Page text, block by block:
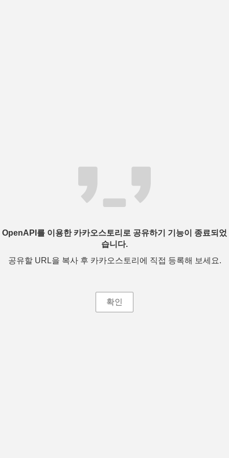
OpenAPI를 이용한 카카오스토리로 공유하기 기능이 종료되었
습니다.
공유할 URL을 복사 후 카카오스토리에 직접 등록해 보세요.
확인